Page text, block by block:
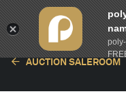
AUCTION SALEROOM